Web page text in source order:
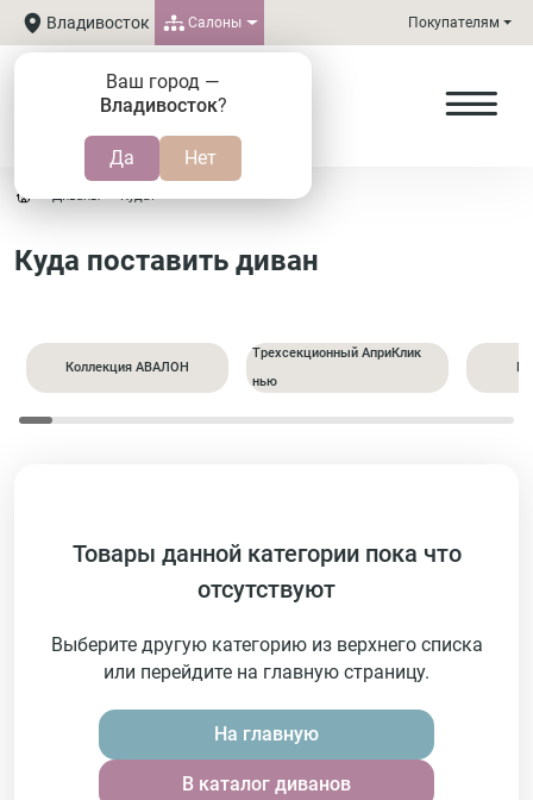
Владивосток
Ваш город —
Владивосток?
Салоны Покупателям
Диваны Куда?
Куда поставить диван
Коллекция АВАЛОН
Трехсекционный АприКлик
нью
Товары данной категории пока что
отсутствуют
Выберите другую категорию из верхнего списка
или перейдите на главную страницу.
На главную
В каталог диванов